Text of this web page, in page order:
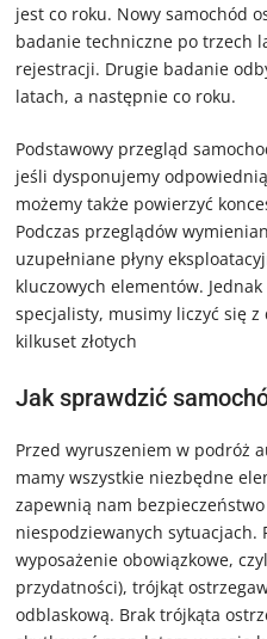
jest co roku. Nowy samochód
badanie techniczne po trzech
rejestracji. Drugie badanie
latach, a następnie co roku.
Podstawowy przegląd
jeśli dysponujemy
możemy także powierzyć
Podczas przeglądów
uzupełniane płyny
kluczowych elementów.
specjalisty, musimy liczyć się
kilkuset złotych
Jak sprawdzić
Przed wyruszeniem w podróż
mamy wszystkie niezbędne
zapewnią nam
niespodziewanych sytuacjach.
wyposażenie obowiązkowe,
przydatności), trójkąt
odblaskową. Brak trójkąta